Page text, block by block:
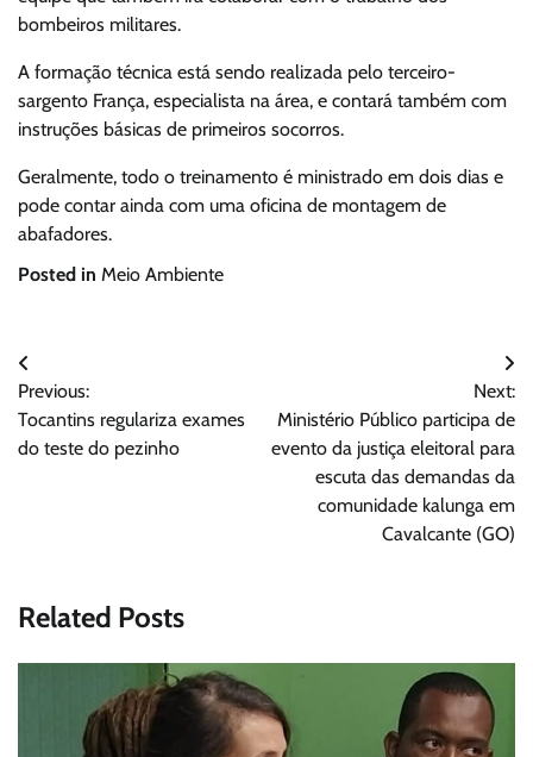
bombeiros militares.
A formação técnica está sendo realizada pelo terceiro-
sargento França, especialista na área, e contará também com
instruções básicas de primeiros socorros.
Geralmente, todo o treinamento é ministrado em dois dias e
pode contar ainda com uma oficina de montagem de
abafadores.
Posted in Meio Ambiente
Navegação
de
Post
Previous:
Tocantins regulariza exames
do teste do pezinho
Next:
Ministério Público participa de
evento da justiça eleitoral para
escuta das demandas da
comunidade kalunga em
Cavalcante (GO)
Related Posts